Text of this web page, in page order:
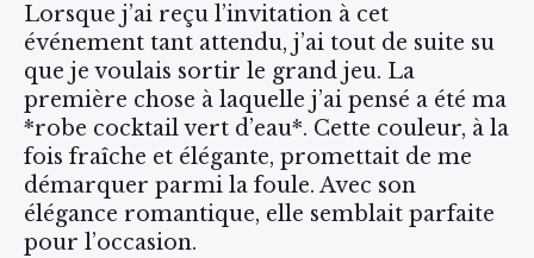
Lorsque j’ai reçu l’invitation à cet
événement tant attendu, j’ai tout de suite su
que je voulais sortir le grand jeu. La
première chose à laquelle j’ai pensé a été ma
*robe cocktail vert d’eau*. Cette couleur, à la
fois fraîche et élégante, promettait de me
démarquer parmi la foule. Avec son
élégance romantique, elle semblait parfaite
pour l’occasion.